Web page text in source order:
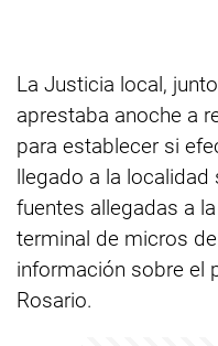
La Justicia local,
aprestaba anoche a
para establecer si
llegado a la localidad
fuentes allegadas a
terminal de micros
información sobre el
Rosario.